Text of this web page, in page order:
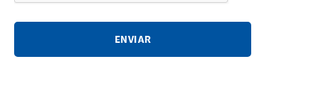
ENVIAR